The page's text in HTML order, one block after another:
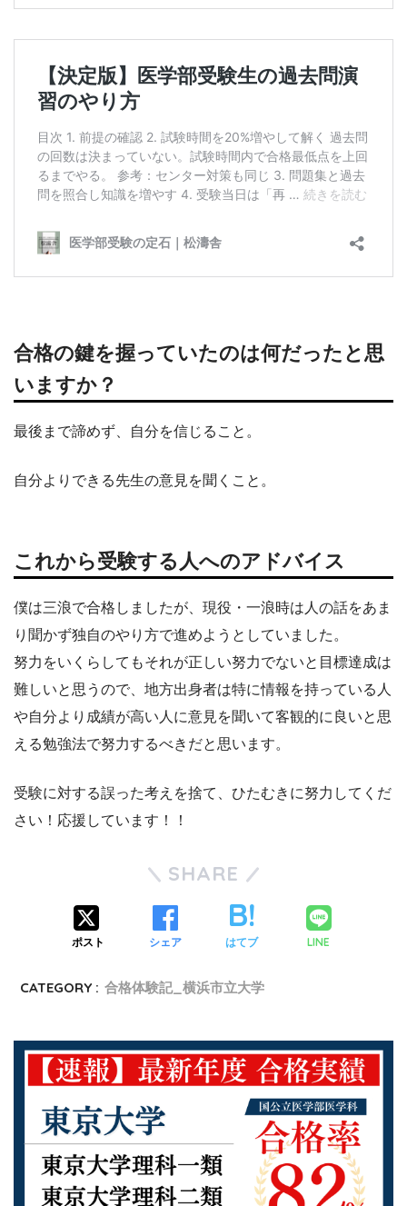
合格の鍵を握っていたのは何だったと思
いますか？
最後まで諦めず、自分を信じること。
自分よりできる先生の意見を聞くこと。
これから受験する人へのアドバイス
僕は三浪で合格しましたが、現役・一浪時は人の話をあま
り聞かず独自のやり方で進めようとしていました。
努力をいくらしてもそれが正しい努力でないと目標達成は
難しいと思うので、地方出身者は特に情報を持っている人
や自分より成績が高い人に意見を聞いて客観的に良いと思
える勉強法で努力するべきだと思います。
受験に対する誤った考えを捨て、ひたむきに努力してくだ
さい！応援しています！！
SHARE
ポスト シェア はてブ LINE
CATEGORY : 合格体験記_横浜市立大学